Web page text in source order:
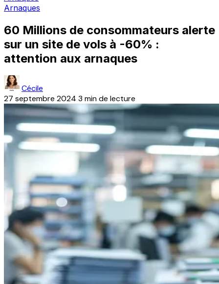
Arnaques
60 Millions de consommateurs alerte
sur un site de vols à -60% :
attention aux arnaques
Cécile
27 septembre 2024 3 min de lecture